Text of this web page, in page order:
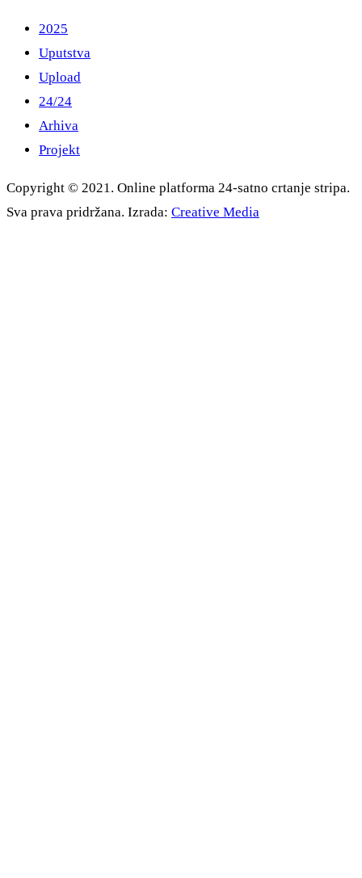
2025
Uputstva
Upload
24/24
Arhiva
Projekt
Copyright © 2021. Online platforma 24-satno crtanje stripa.
Sva prava pridržana. Izrada: Creative Media